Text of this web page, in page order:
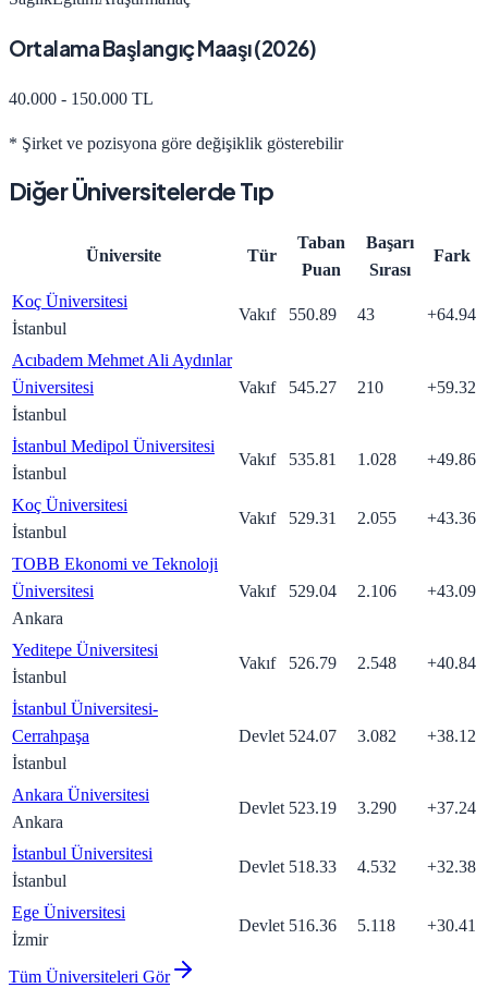
Ortalama Başlangıç Maaşı (2026)
40.000 - 150.000 TL
* Şirket ve pozisyona göre değişiklik gösterebilir
Diğer ÜniversitelerdeTıp
Üniversite Tür
Taban
Puan
Başarı
Sırası
Fark
Koç Üniversitesi
İstanbul
Vakıf 550.89 43 +64.94
Acıbadem Mehmet Ali Aydınlar
Üniversitesi
İstanbul
Vakıf 545.27 210 +59.32
İstanbul Medipol Üniversitesi
İstanbul
Vakıf 535.81 1.028 +49.86
Koç Üniversitesi
İstanbul
Vakıf 529.31 2.055 +43.36
TOBB Ekonomi ve Teknoloji
Üniversitesi
Ankara
Vakıf 529.04 2.106 +43.09
Yeditepe Üniversitesi
İstanbul
Vakıf 526.79 2.548 +40.84
İstanbul Üniversitesi-
Cerrahpaşa
İstanbul
Devlet 524.07 3.082 +38.12
Ankara Üniversitesi
Ankara
Devlet 523.19 3.290 +37.24
İstanbul Üniversitesi
İstanbul
Devlet 518.33 4.532 +32.38
Ege Üniversitesi
İzmir
Devlet 516.36 5.118 +30.41
Tüm Üniversiteleri Gör